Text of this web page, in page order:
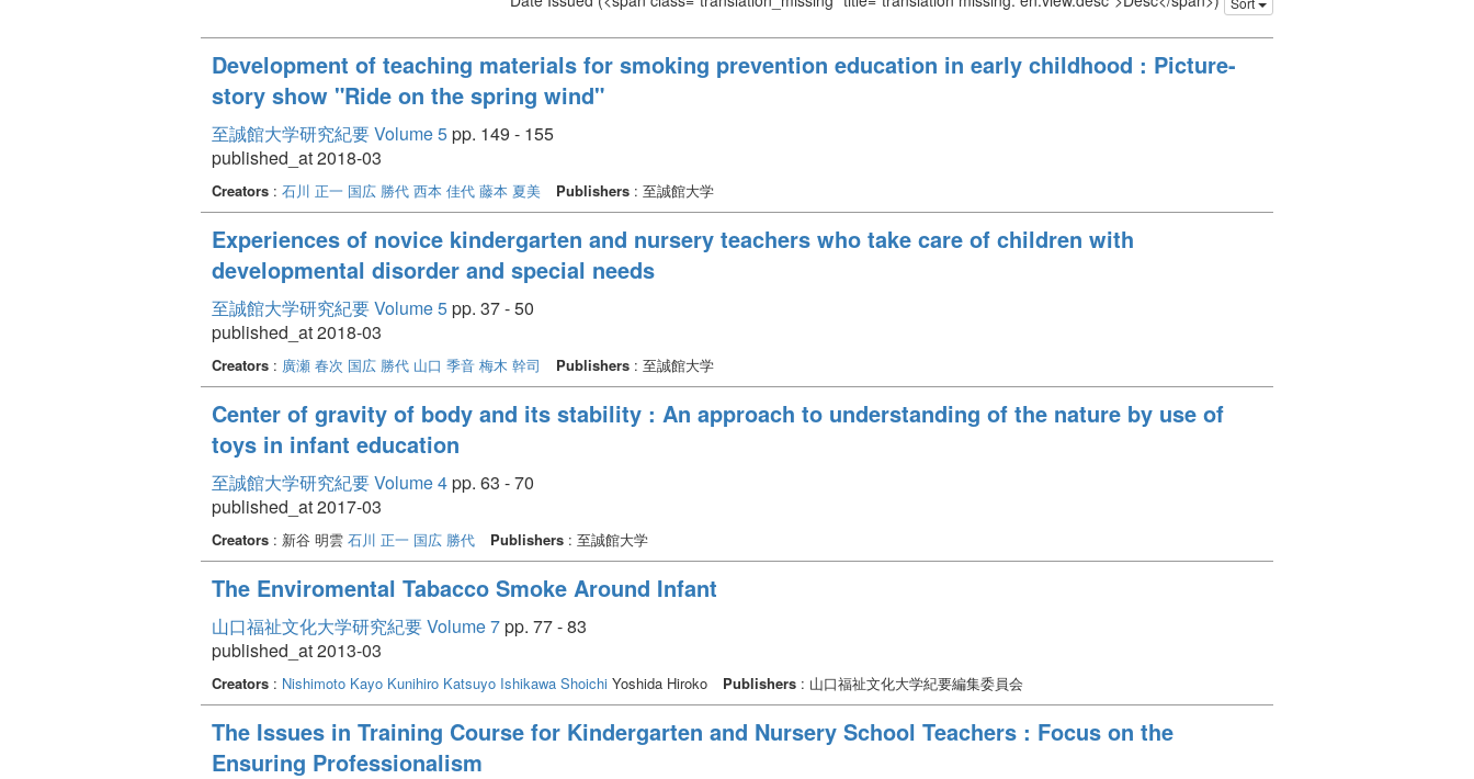
Development of teaching materials for smoking prevention education in early childhood : Picture-
story show "Ride on the spring wind"
至誠館大学研究紀要 Volume 5pp. 149 - 155
published_at 2018-03
Creators : 石川 正一 国広 勝代 西本 佳代 藤本 夏美 Publishers : 至誠館大学
Experiences of novice kindergarten and nursery teachers who take care of children with
developmental disorder and special needs
至誠館大学研究紀要 Volume 5pp. 37 - 50
published_at 2018-03
Creators : 廣瀬 春次 国広 勝代 山口 季音 梅木 幹司 Publishers : 至誠館大学
Center of gravity of body and its stability : An approach to understanding of the nature by use of
toys in infant education
至誠館大学研究紀要 Volume 4pp. 63 - 70
published_at 2017-03
Creators : 新谷 明雲 石川 正一 国広 勝代 Publishers : 至誠館大学
The Enviromental Tabacco Smoke Around Infant
山口福祉文化大学研究紀要 Volume 7pp. 77 - 83
published_at 2013-03
Creators : Nishimoto Kayo Kunihiro Katsuyo Ishikawa Shoichi Yoshida Hiroko Publishers : 山口福祉文化大学紀要編集委員会
The Issues in Training Course for Kindergarten and Nursery School Teachers : Focus on the
Ensuring Professionalism